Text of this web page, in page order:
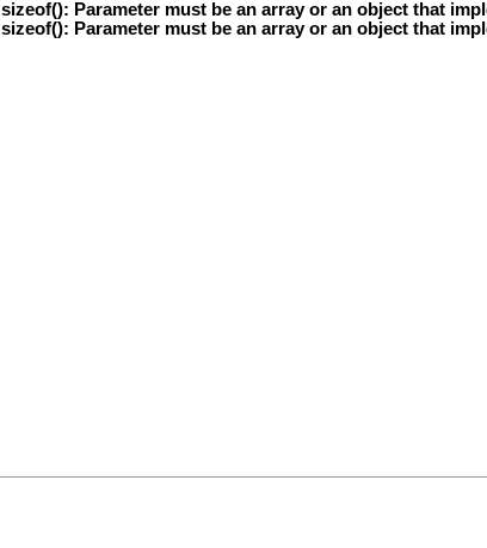
sizeof(): Parameter must be an array or an object that
sizeof(): Parameter must be an array or an object that